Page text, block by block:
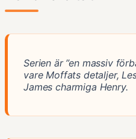
Serien är ”en massiv
vare Moffats detaljer,
James charmiga Henry.